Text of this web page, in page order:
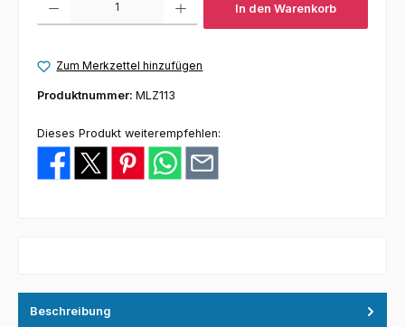
In den Warenkorb
Zum Merkzettel hinzufügen
Produktnummer: MLZ113
Dieses Produkt weiterempfehlen:
Beschreibung